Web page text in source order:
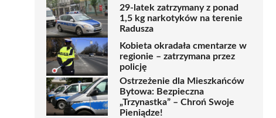
29-latek zatrzymany z ponad
1,5 kg narkotyków na terenie
Radusza
Kobieta okradała cmentarze w
regionie – zatrzymana przez
policję
Ostrzeżenie dla Mieszkańców
Bytowa: Bezpieczna
„Trzynastka” – Chroń Swoje
Pieniądze!